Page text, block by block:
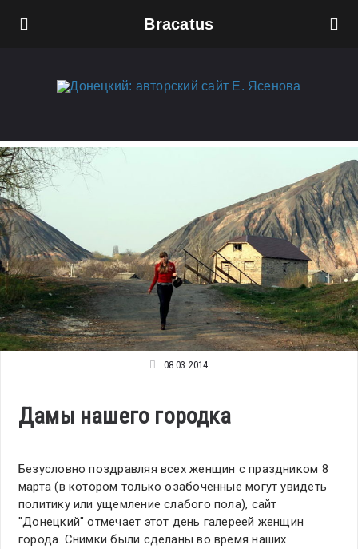
Bracatus
08.03.2014
Дамы нашего городка
Безусловно поздравляя всех женщин с праздником 8
марта (в котором только озабоченные могут увидеть
политику или ущемление слабого пола), сайт
"Донецкий" отмечает этот день галереей женщин
города. Снимки были сделаны во время наших